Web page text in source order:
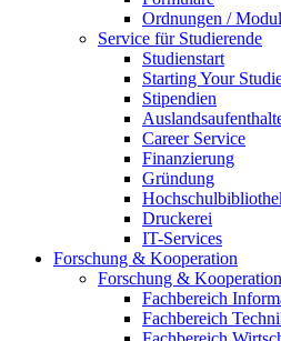
Ordnungen /
Service für Studierende
Studienstart
Starting Your
Stipendien
Career Service
Finanzierung
Gründung
Druckerei
IT-Services
Forschung & Kooperation
Forschung & Kooperation
Fachbereich
Fachbereich